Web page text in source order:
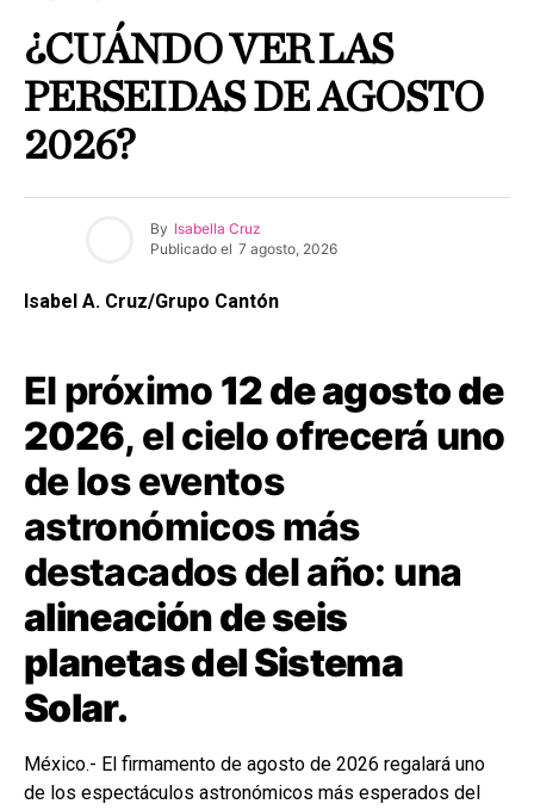
¿CUÁNDO VER LAS
PERSEIDAS DE AGOSTO
2026?
By Isabella Cruz
Publicado el 7 agosto, 2026
Isabel A. Cruz/Grupo Cantón
El próximo 12 de agosto de
2026, el cielo ofrecerá uno
de los eventos
astronómicos más
destacados del año: una
alineación de seis
planetas del Sistema
Solar.
México.- El firmamento de agosto de 2026 regalará uno
de los espectáculos astronómicos más esperados del